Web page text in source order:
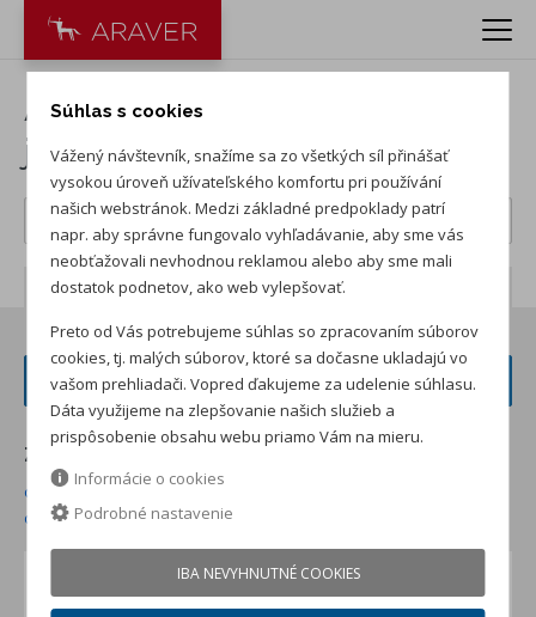
Autá na predaj: nové a
jazdené vozidlá
Počet záznamov: 608
FILTER VOZIDIEL
Zoradiť podľa:
od najnižšej ceny skladom
od najvyššej zľavy
od najnižšej ceny
Dacia Sandero 1.0 Sce
Súhlas s cookies
Vážený návštevník, snažíme sa zo všetkých síl přinášať
vysokou úroveň užívateľského komfortu pri používání
našich webstránok. Medzi základné predpoklady patrí
napr. aby správne fungovalo vyhľadávanie, aby sme vás
neobťažovali nevhodnou reklamou alebo aby sme mali
dostatok podnetov, ako web vylepšovať.
Preto od Vás potrebujeme súhlas so zpracovaním súborov
cookies, tj. malých súborov, ktoré sa dočasne ukladajú vo
vašom prehliadači. Vopred ďakujeme za udelenie súhlasu.
Dáta využijeme na zlepšovanie našich služieb a
prispôsobenie obsahu webu priamo Vám na mieru.
Informácie o cookies
Podrobné nastavenie
IBA NEVYHNUTNÉ COOKIES